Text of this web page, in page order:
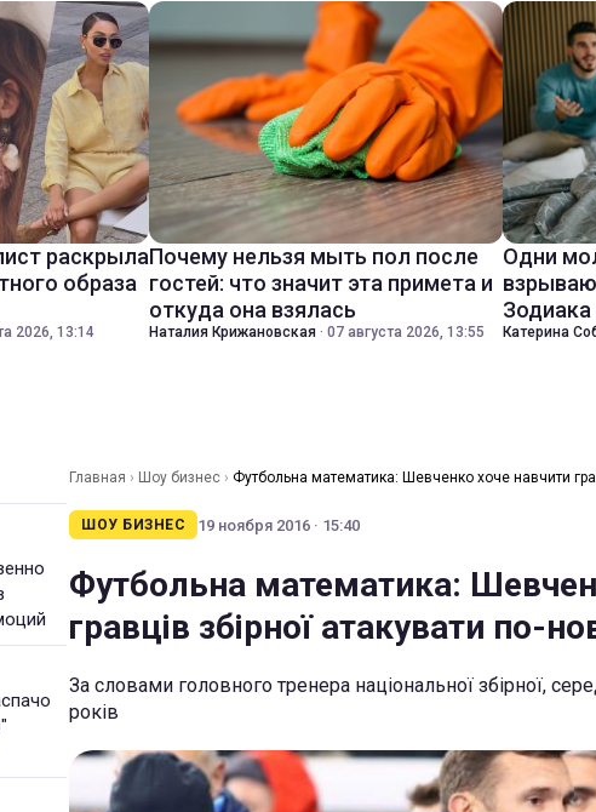
раскрыла
образа
2026, 13:14
Почему нельзя мыть пол после
гостей: что значит эта примета и
откуда она взялась
Наталия Крижановская · 07 августа 2026, 13:55
Одни
Катерина
Главная › Шоу бизнес › Футбольна математика: Шевченко хоче навчити
ШОУ БИЗНЕС 19 ноября 2016 · 15:40
Футбольна математика:
гравців збірної атакувати по-
За словами головного тренера національної збірної,
років